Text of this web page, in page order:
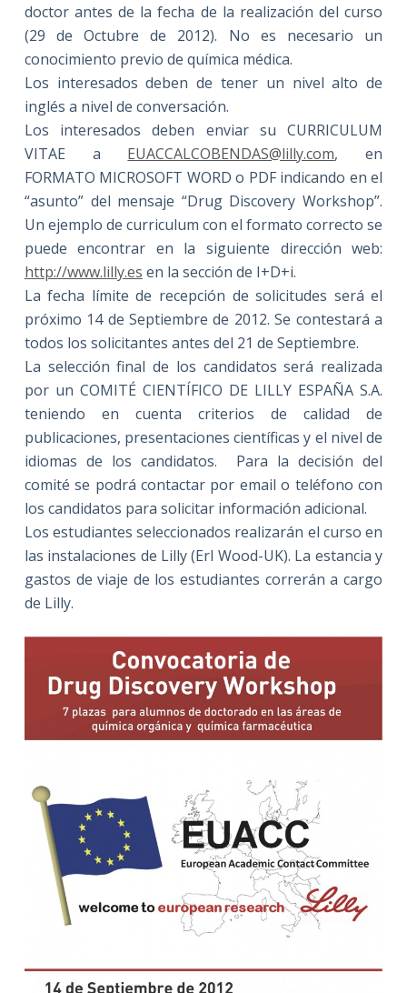
doctor antes de la fecha de la realización del curso
(29 de Octubre de 2012). No es necesario un
conocimiento previo de química médica.
Los interesados deben de tener un nivel alto de
inglés a nivel de conversación.
Los interesados deben enviar su CURRICULUM
VITAE a EUACCALCOBENDAS@lilly.com, en
FORMATO MICROSOFT WORD o PDF indicando en el
“asunto” del mensaje “Drug Discovery Workshop”.
Un ejemplo de curriculum con el formato correcto se
puede encontrar en la siguiente dirección web:
http://www.lilly.es en la sección de I+D+i.
La fecha límite de recepción de solicitudes será el
próximo 14 de Septiembre de 2012. Se contestará a
todos los solicitantes antes del 21 de Septiembre.
La selección final de los candidatos será realizada
por un COMITÉ CIENTÍFICO DE LILLY ESPAÑA S.A.
teniendo en cuenta criterios de calidad de
publicaciones, presentaciones científicas y el nivel de
idiomas de los candidatos. Para la decisión del
comité se podrá contactar por email o teléfono con
los candidatos para solicitar información adicional.
Los estudiantes seleccionados realizarán el curso en
las instalaciones de Lilly (Erl Wood-UK). La estancia y
gastos de viaje de los estudiantes correrán a cargo
de Lilly.